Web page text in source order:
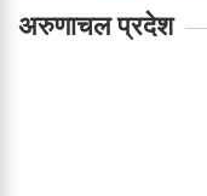
अरुणाचल प्रदेश